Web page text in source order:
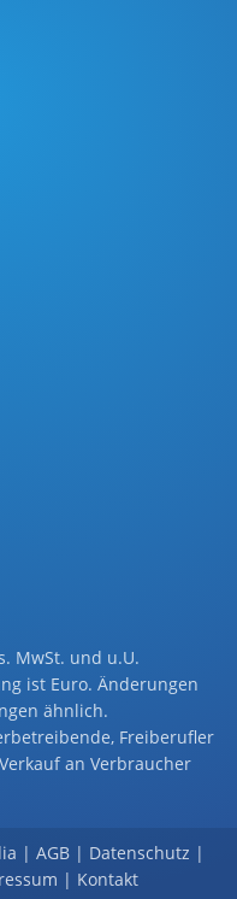
MwSt. und u.U.
ist Euro. Änderungen
ähnlich.
Freiberufler
an Verbraucher
| AGB| Datenschutz |
| Kontakt